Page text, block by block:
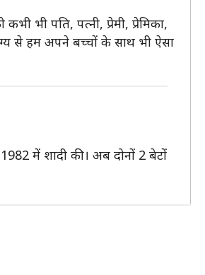
भी पति, पत्नी, प्रेमी, प्रेमिका,
से हम अपने बच्चों के साथ भी ऐसा
में शादी की। अब दोनों 2 बेटों